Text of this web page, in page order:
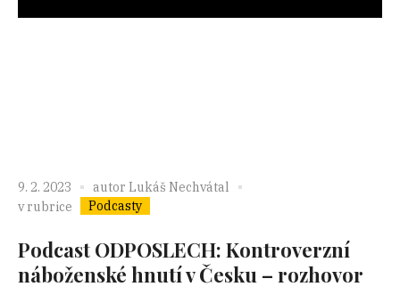
9. 2. 2023 autor Lukáš Nechvátal
v rubrice
Podcasty
Podcast ODPOSLECH: Kontroverzní
náboženské hnutí v Česku – rozhovor